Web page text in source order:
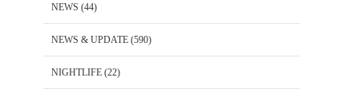
NEWS (44)
NEWS & UPDATE (590)
NIGHTLIFE (22)